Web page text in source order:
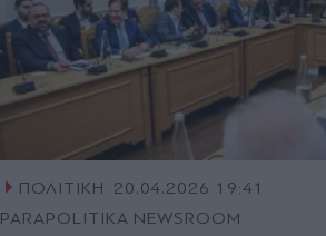
ΠΟΛΙΤΙΚΗ
20.04.2026 19:41
PARAPOLITIKA NEWSROOM